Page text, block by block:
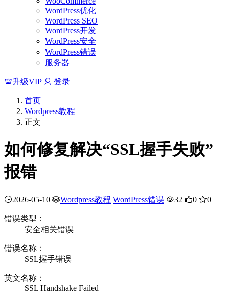
WordPress优化
WordPress SEO
WordPress开发
WordPress安全
WordPress错误
服务器
升级VIP 登录
首页
Wordpress教程
正文
如何修复解决“SSL握手失败”
报错
2026-05-10 Wordpress教程 WordPress错误 32 0 0
错误类型：
安全相关错误
错误名称：
SSL握手错误
英文名称：
SSL Handshake Failed